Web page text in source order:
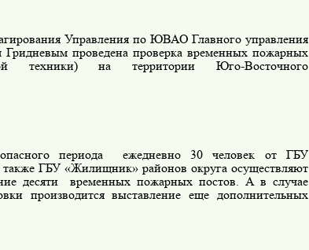
Управления по ЮВАО Главного управления
проведена проверка временных пожарных
техники) на территории Юго-Восточного
периода ежедневно 30 человек от ГБУ
ГБУ «Жилищник» районов округа осуществляют
десяти временных пожарных постов. А в случае
производится выставление еще дополнительных